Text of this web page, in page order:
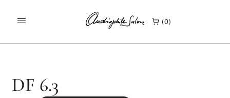
0
KEZDŐLAP TERMÉKEK / DF 6.3
DF 6.3